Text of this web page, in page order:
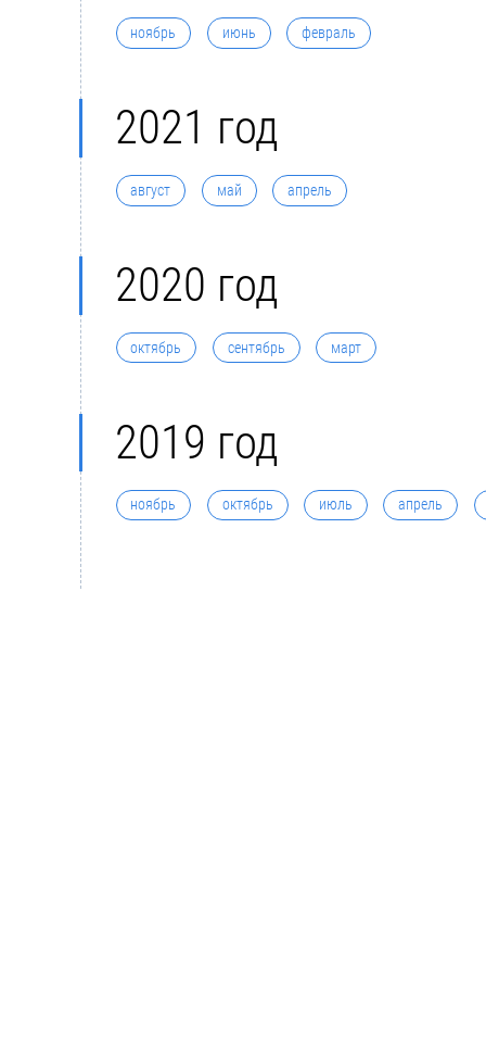
ноябрь июнь февраль
2021 год
август май апрель
2020 год
октябрь сентябрь март
2019 год
ноябрь октябрь июль апрель